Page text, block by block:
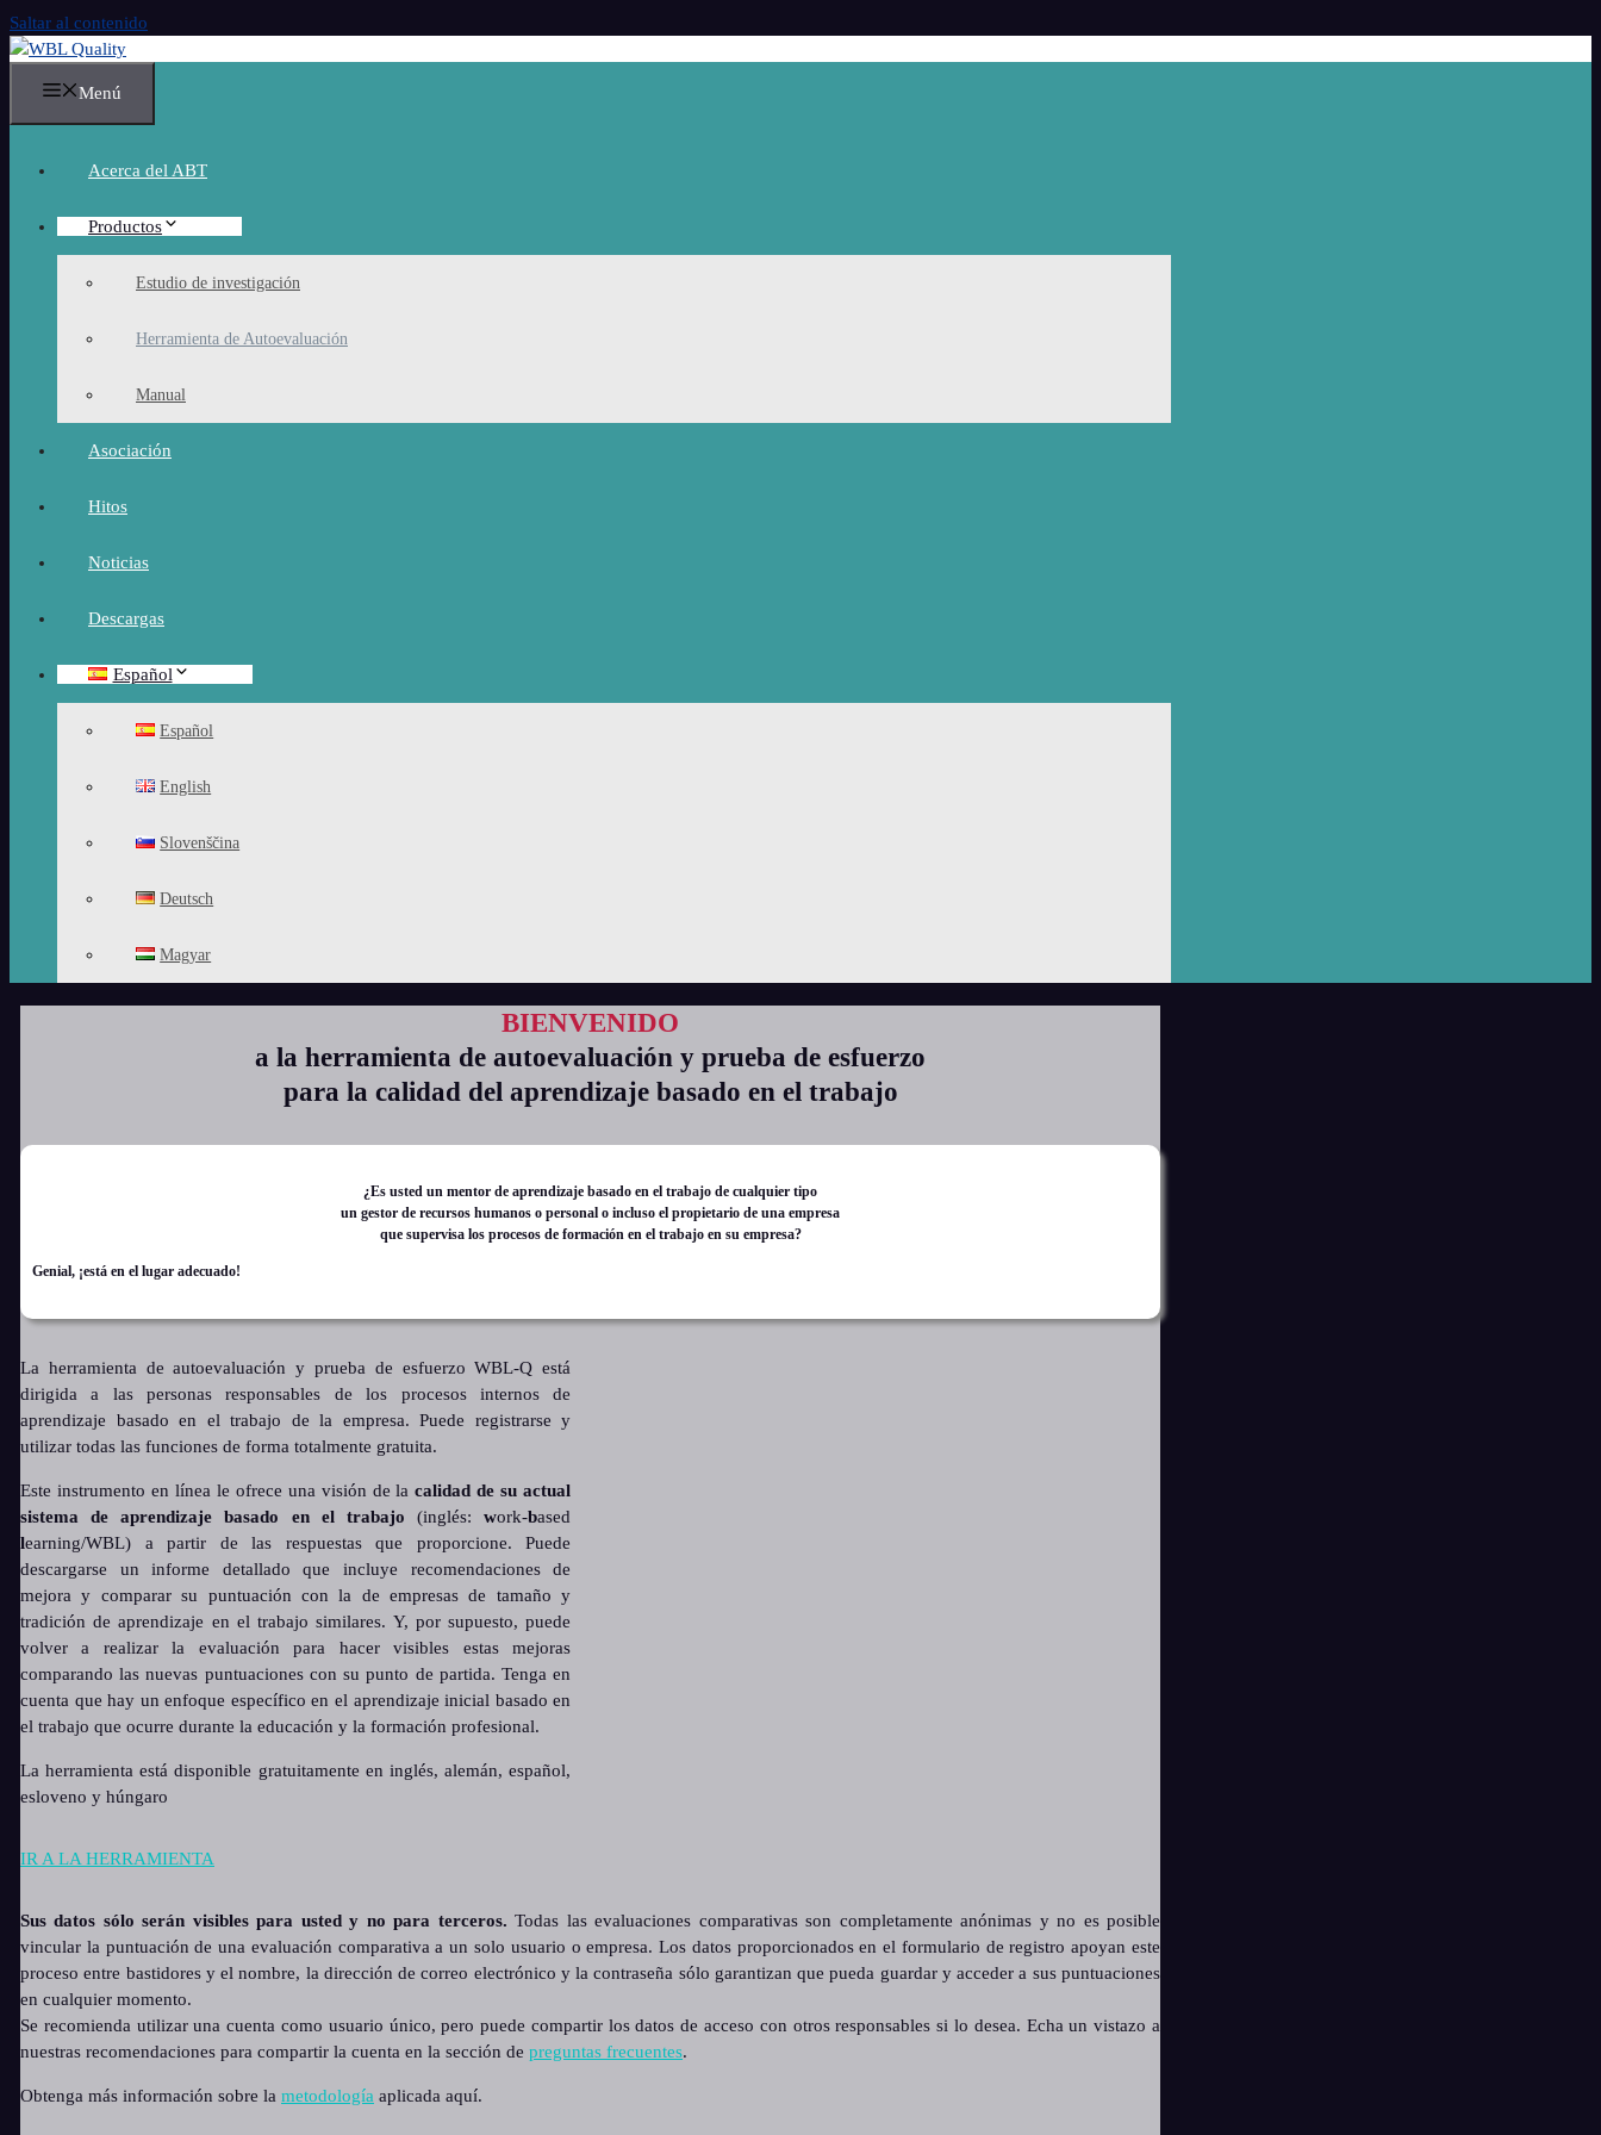
Saltar al contenido
Menú
Acerca del ABT
Productos
Estudio de investigación
Herramienta de Autoevaluación
Manual
Asociación
Hitos
Noticias
Descargas
Español
Español
English
Slovenščina
Deutsch
Magyar
BIENVENIDO
a la herramienta de autoevaluación y prueba de esfuerzo
para la calidad del aprendizaje basado en el trabajo
¿Es usted un mentor de aprendizaje basado en el trabajo de cualquier tipo
un gestor de recursos humanos o personal o incluso el propietario de una empresa
que supervisa los procesos de formación en el trabajo en su empresa?
Genial, ¡está en el lugar adecuado!
La herramienta de autoevaluación y prueba de esfuerzo WBL-Q está
dirigida a las personas responsables de los procesos internos de
aprendizaje basado en el trabajo de la empresa. Puede registrarse y
utilizar todas las funciones de forma totalmente gratuita.
Este instrumento en línea le ofrece una visión de lacalidad de su actual
sistema de aprendizaje basado en el trabajo(inglés:work-based
learning/WBL) a partir de las respuestas que proporcione. Puede
descargarse un informe detallado que incluye recomendaciones de
mejora y comparar su puntuación con la de empresas de tamaño y
tradición de aprendizaje en el trabajo similares. Y, por supuesto, puede
volver a realizar la evaluación para hacer visibles estas mejoras
comparando las nuevas puntuaciones con su punto de partida. Tenga en
cuenta que hay un enfoque específico en el aprendizaje inicial basado en
el trabajo que ocurre durante la educación y la formación profesional.
La herramienta está disponible gratuitamente en inglés, alemán, español,
esloveno y húngaro
IR A LA HERRAMIENTA
Sus datos sólo serán visibles para usted y no para terceros. Todas las evaluaciones comparativas son completamente anónimas y no es posible
vincular la puntuación de una evaluación comparativa a un solo usuario o empresa. Los datos proporcionados en el formulario de registro apoyan este
proceso entre bastidores y el nombre, la dirección de correo electrónico y la contraseña sólo garantizan que pueda guardar y acceder a sus puntuaciones
en cualquier momento.
Se recomienda utilizar una cuenta como usuario único, pero puede compartir los datos de acceso con otros responsables si lo desea. Echa un vistazo a
nuestras recomendaciones para compartir la cuenta en la sección de preguntas frecuentes.
Obtenga más información sobre la metodología aplicada aquí.